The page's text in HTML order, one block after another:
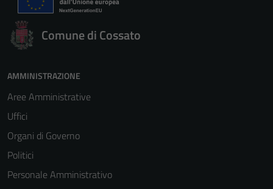
Comune di Cossato
AMMINISTRAZIONE
Aree Amministrative
Uffici
Organi di Governo
Politici
Personale Amministrativo